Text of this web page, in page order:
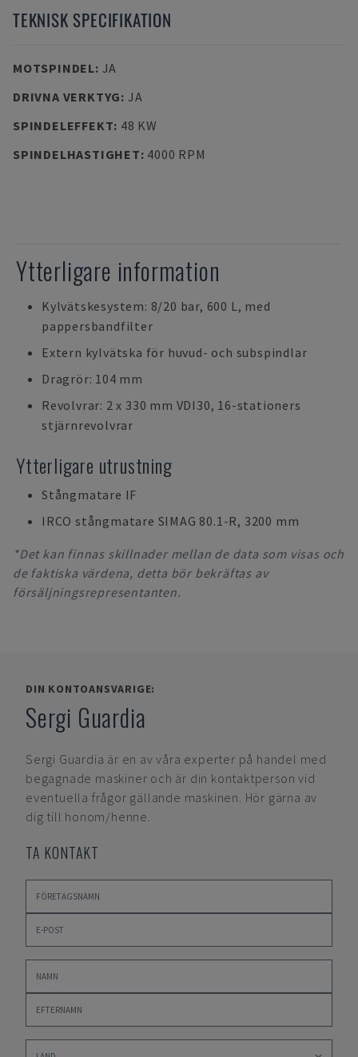
TEKNISK SPECIFIKATION
MOTSPINDEL: JA
DRIVNA VERKTYG: JA
SPINDELEFFEKT: 48 KW
SPINDELHASTIGHET: 4000 RPM
Ytterligare information
Kylvätskesystem: 8/20 bar, 600 L, med
pappersbandfilter
Extern kylvätska för huvud- och subspindlar
Dragrör: 104 mm
Revolvrar: 2 x 330 mm VDI30, 16-stationers
stjärnrevolvrar
Ytterligare utrustning
Stångmatare IF
IRCO stångmatare SIMAG 80.1-R, 3200 mm
*Det kan finnas skillnader mellan de data som visas och
de faktiska värdena, detta bör bekräftas av
försäljningsrepresentanten.
DIN KONTOANSVARIGE:
Sergi Guardia
Sergi Guardia är en av våra experter på handel med
begagnade maskiner och är din kontaktperson vid
eventuella frågor gällande maskinen. Hör gärna av
dig till honom/henne.
TA KONTAKT